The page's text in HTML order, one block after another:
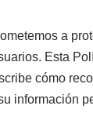
a
Esta
cómo
información